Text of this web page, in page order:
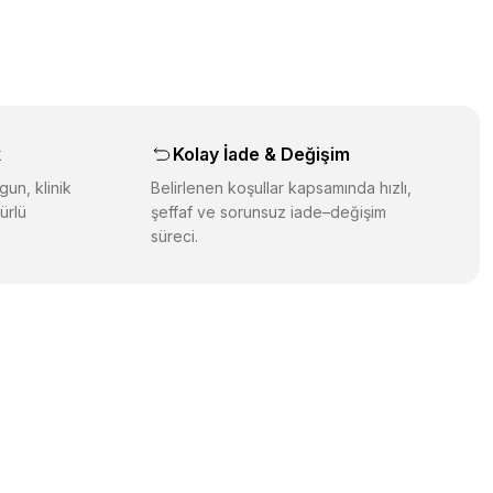
klinik
Kolay İade & Değişim
Belirlenen koşullar kapsamında hızlı,
şeffaf ve sorunsuz iade–değişim
süreci.